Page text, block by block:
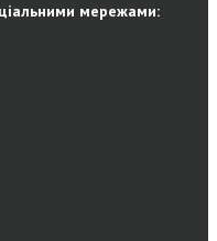
робіт та кількості
Саме тому ми
консультації або
на сайті, або
відповіді на всі
мережами: